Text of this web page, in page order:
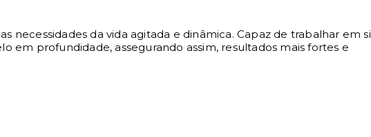
necessidades da vida agitada e dinâmica. Capaz de trabalhar em
em profundidade, assegurando assim, resultados mais fortes e